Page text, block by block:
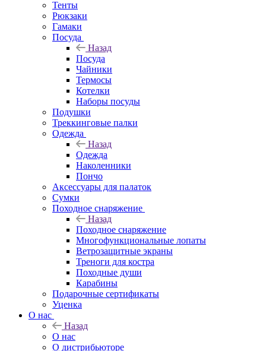
Тенты
Рюкзаки
Гамаки
Посуда
Назад
Посуда
Чайники
Термосы
Котелки
Наборы посуды
Подушки
Треккинговые палки
Одежда
Назад
Одежда
Наколенники
Пончо
Аксессуары для палаток
Сумки
Походное снаряжение
Назад
Походное снаряжение
Многофункциональные лопаты
Ветрозащитные экраны
Треноги для костра
Походные души
Карабины
Подарочные сертификаты
Уценка
О нас
Назад
О нас
О дистрибьюторе